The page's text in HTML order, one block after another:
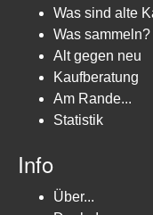
Was sind alte
Was sammeln?
Alt gegen neu
Kaufberatung
Am Rande...
Statistik
Info
Über...